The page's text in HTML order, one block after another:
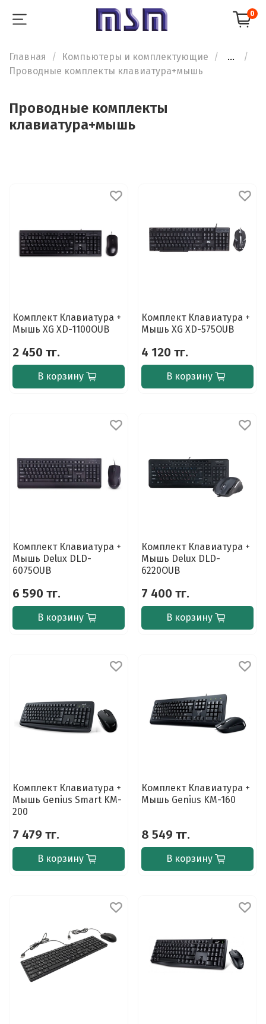
0
Главная Компьютеры и комплектующие
...
Проводные комплекты клавиатура+мышь
Проводные комплекты
клавиатура+мышь
Комплект Клавиатура +
Мышь XG XD-1100OUB
2 450 тг.
В корзину
Комплект Клавиатура +
Мышь XG XD-575OUB
4 120 тг.
В корзину
Комплект Клавиатура +
Мышь Delux DLD-
6075OUB
6 590 тг.
В корзину
Комплект Клавиатура +
Мышь Delux DLD-
6220OUB
7 400 тг.
В корзину
Комплект Клавиатура +
Мышь Genius Smart KM-
200
7 479 тг.
В корзину
Комплект Клавиатура +
Мышь Genius KM-160
8 549 тг.
В корзину